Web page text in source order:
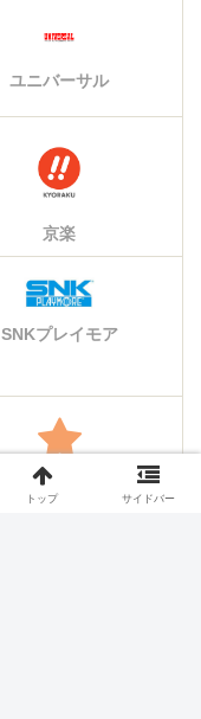
ユニバーサル
京楽
SNKプレイモア
その他のメーカー
トップ サイドバー